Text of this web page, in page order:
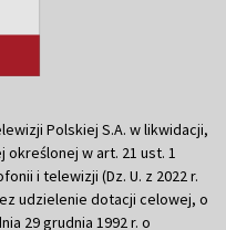
Polskiej S.A. w likwidacji,
określonej w art. 21 ust. 1
i telewizji (Dz. U. z 2022 r.
udzielenie dotacji celowej, o
29 grudnia 1992 r. o